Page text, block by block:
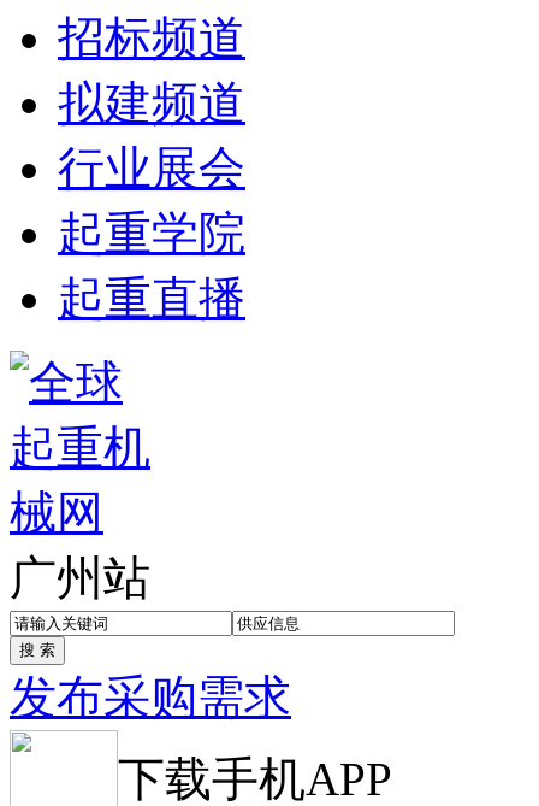
招标频道
拟建频道
行业展会
起重学院
起重直播
广州站
发布采购需求
下载手机APP